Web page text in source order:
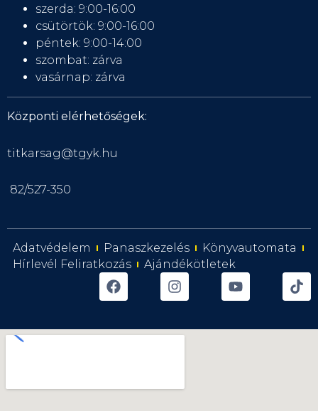
szerda: 9:00-16:00
csütörtök: 9:00-16:00
péntek: 9:00-14:00
szombat: zárva
vasárnap: zárva
Központi elérhetőségek:
titkarsag@tgyk.hu
82/527-350
Adatvédelem Panaszkezelés
Könyvautomata
Hírlevél Feliratkozás
Ajándékötletek